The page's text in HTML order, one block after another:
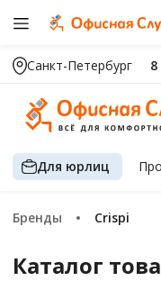
Санкт-Петербург
Для юрлиц
Бренды Crispi
Каталог